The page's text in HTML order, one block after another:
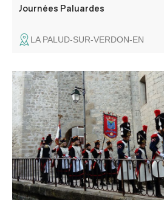
Journées Paluardes
LA PALUD-SUR-VERDON-EN
At Whitsuntide, parades by the
Bravade in Napoleonic period
village life. Torchlight processions,
and fireworks follow one another,
over the square.